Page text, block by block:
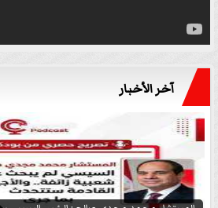
آخر الأخبار